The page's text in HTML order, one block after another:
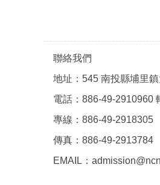
聯絡我們
地址：545 南投縣埔里
電話：886-49-2910960
專線：886-49-2918305
傳真：886-49-2913784
EMAIL：